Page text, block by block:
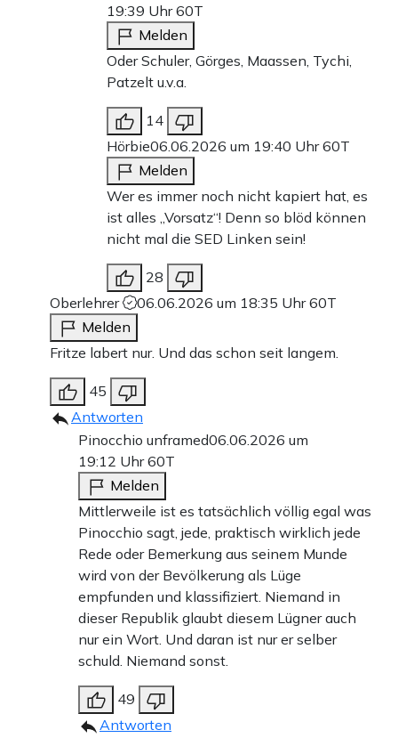
19:39 Uhr60T
Melden
Oder Schuler, Görges, Maassen, Tychi,
Patzelt u.v.a.
14
Hörbie06.06.2026 um 19:40 Uhr60T
Melden
Wer es immer noch nicht kapiert hat, es
ist alles „Vorsatz“! Denn so blöd können
nicht mal die SED Linken sein!
28
Oberlehrer
06.06.2026 um 18:35 Uhr60T
Melden
Fritze labert nur. Und das schon seit langem.
45
Antworten
Pinocchio unframed06.06.2026 um
19:12 Uhr60T
Melden
Mittlerweile ist es tatsächlich völlig egal was
Pinocchio sagt, jede, praktisch wirklich jede
Rede oder Bemerkung aus seinem Munde
wird von der Bevölkerung als Lüge
empfunden und klassifiziert. Niemand in
dieser Republik glaubt diesem Lügner auch
nur ein Wort. Und daran ist nur er selber
schuld. Niemand sonst.
49
Antworten